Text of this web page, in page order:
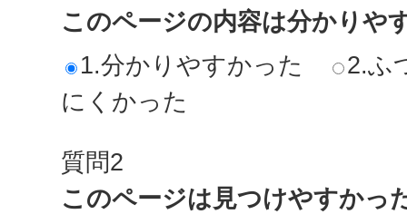
このページの内容は分かりや
1.分かりやすかった
2.ふ
にくかった
質問2
このページは見つけやすかっ